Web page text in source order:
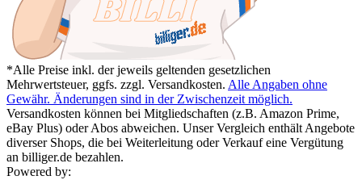
*Alle Preise inkl. der jeweils geltenden gesetzlichen
Mehrwertsteuer, ggfs. zzgl. Versandkosten. Alle Angaben ohne
Gewähr. Änderungen sind in der Zwischenzeit möglich.
Versandkosten können bei Mitgliedschaften (z.B. Amazon Prime,
eBay Plus) oder Abos abweichen. Unser Vergleich enthält Angebote
diverser Shops, die bei Weiterleitung oder Verkauf eine Vergütung
an billiger.de bezahlen.
Powered by: